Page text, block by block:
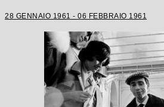
28 GENNAIO 1961 - 06 FEBBRAIO 1961